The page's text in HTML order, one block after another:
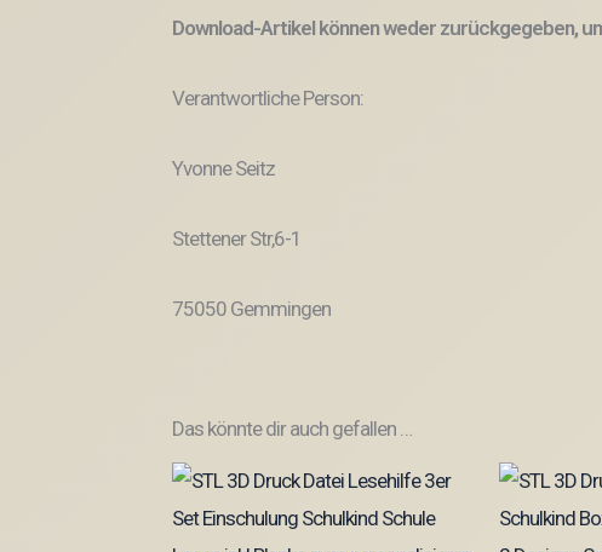
Download-Artikel können weder zurückgegeben,
Verantwortliche Person:
Yvonne Seitz
Stettener Str,6-1
75050 Gemmingen
Das könnte dir auch gefallen …